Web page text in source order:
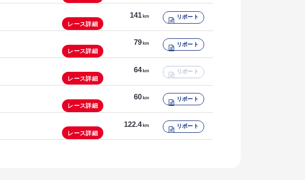
2.6 リポート
レース詳細
141 km リポート
レース詳細
79 km リポート
レース詳細
64 km リポート
レース詳細
60 km リポート
レース詳細
122.4 km リポート